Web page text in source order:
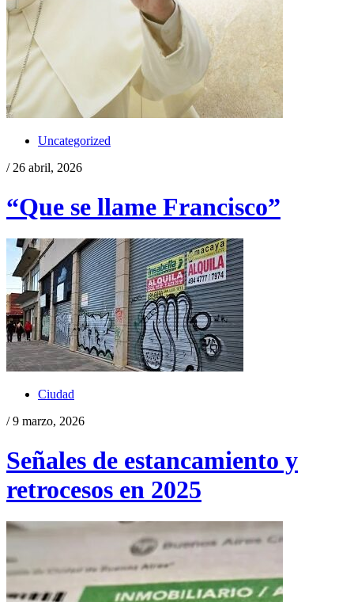
Uncategorized
/ 26 abril, 2026
“Que se llame Francisco”
Ciudad
/ 9 marzo, 2026
Señales de estancamiento y
retrocesos en 2025